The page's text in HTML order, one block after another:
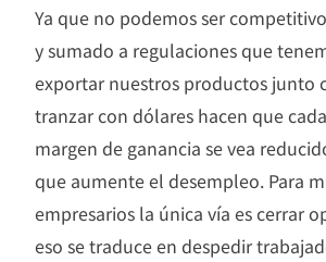
Ya que no podemos ser
y sumado a regulaciones que
exportar nuestros productos junto
tranzar con dólares hacen que
margen de ganancia se vea
que aumente el desempleo. Para
empresarios la única vía es cerrar
eso se traduce en despedir